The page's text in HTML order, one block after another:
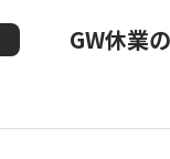
GW休業